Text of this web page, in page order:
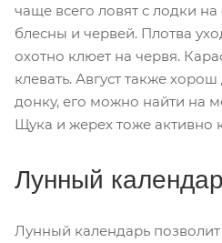
чаще всего ловят с лодки на
блесны и червей. Плотва
охотно клюет на червя.
клевать. Август также
донку, его можно найти на
Щука и жерех тоже активно
Лунный
Лунный календарь позволит